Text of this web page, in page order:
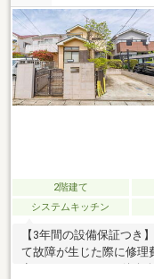
2階建て
システムキッチン
【3年間の設備保証つき
て故障が生じた際に修理